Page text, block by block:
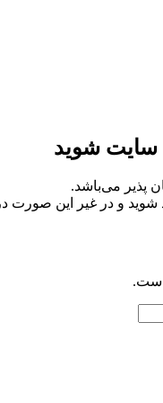
سایت شوید
پذیر می‌باشد.
و در غیر این صورت
است.